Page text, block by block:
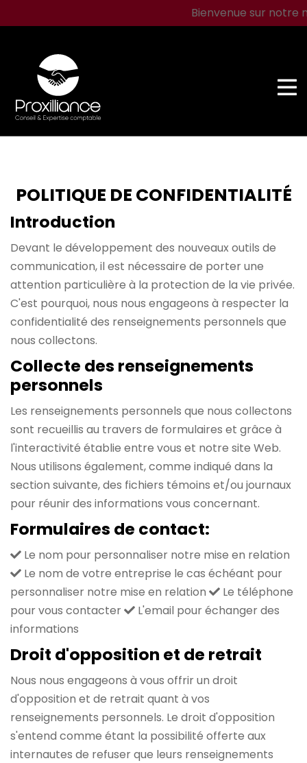
Bienvenue sur notre
POLITIQUE DE CONFIDENTIALITÉ
Introduction
Devant le développement des nouveaux outils de
communication, il est nécessaire de porter une
attention particulière à la protection de la vie privée.
C'est pourquoi, nous nous engageons à respecter la
confidentialité des renseignements personnels que
nous collectons.
Collecte des renseignements
personnels
Les renseignements personnels que nous collectons
sont recueillis au travers de formulaires et grâce à
l'interactivité établie entre vous et notre site Web.
Nous utilisons également, comme indiqué dans la
section suivante, des fichiers témoins et/ou journaux
pour réunir des informations vous concernant.
Formulaires de contact:
Le nom pour personnaliser notre mise en relation
Le nom de votre entreprise le cas échéant pour
personnaliser notre mise en relation
Le téléphone
pour vous contacter
L'email pour échanger des
informations
Droit d'opposition et de retrait
Nous nous engageons à vous offrir un droit
d'opposition et de retrait quant à vos
renseignements personnels. Le droit d'opposition
s'entend comme étant la possibilité offerte aux
internautes de refuser que leurs renseignements